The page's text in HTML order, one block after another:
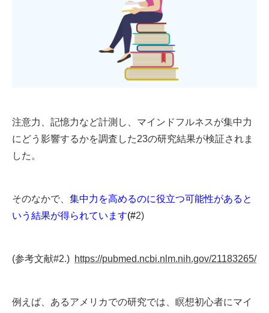
注意力、記憶力など計測し、マインドフルネスが集中力
にどう影響するかを調査した23の研究結果が検証されま
した。
そのなかで、 集中力を高めるのに役立つ可能性があると
いう結果が得られています(#2)
(参考文献#2.) https://pubmed.ncbi.nlm.nih.gov/21183265/
例えば、あるアメリカでの研究では、瞑想初心者にマイ